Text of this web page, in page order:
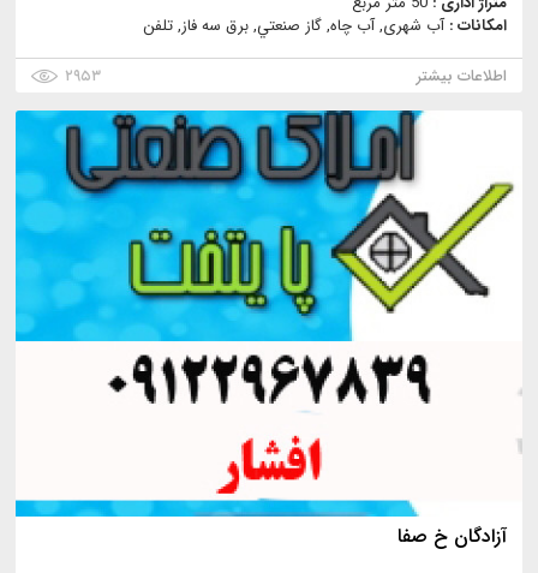
امکانات :آب شهری, آب چاه, گاز صنعتي, برق سه فاز, تلفن
اطلاعات بیشتر
۲۹۵۳
آزادگان خ صفا